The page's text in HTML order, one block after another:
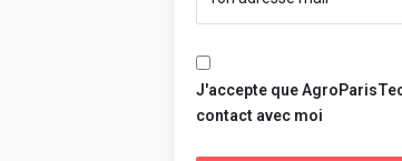
J'accepte que
contact avec moi